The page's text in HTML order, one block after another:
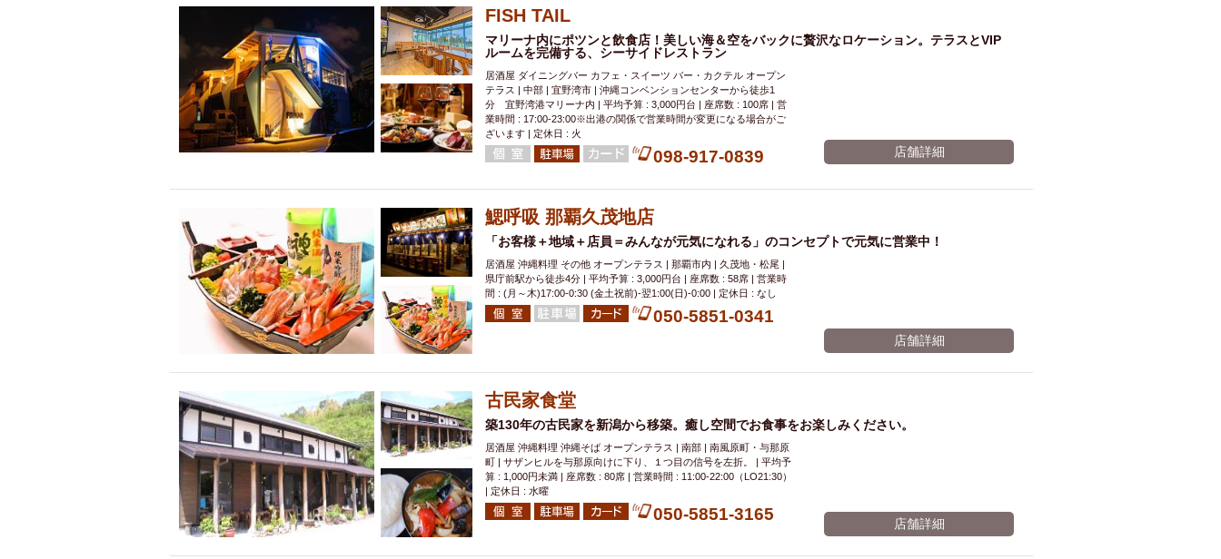
キリン一番搾り
エビ カレー チャージ無し
アレルギー対応可能
牧志駅周辺 ペット同伴 ビアガーデン チーズ 天ぷら ラーメン
時間無制飲み放題
ダイエット中におススメ
沖縄そば 串揚げ バレンタイン 立ち飲み
ソファー
激辛料理 石垣牛 アヒージョ アサヒ 割烹 女性専用トイレあり
ファーストフード
スペシャルディナー ホルモン(もつ) 炭火焼 ペイディ（給料日）
スクリーン
スペインバル・イタリアンバール 食べ放題
安里駅周辺 アジア・エスニック 熱燗 生け簀 イタリアン
古島駅周辺
餃子
キリン 分煙 少人数貸切(15名以下から) 島野菜 しゃぶしゃぶ パクチー 炉端焼き
ふぐ料理
ホッピー
焼肉 電気ブラン エビスビール ウェディング
マイク
サッポロ 昼宴会 イベリコ豚 山盛、メガ盛り つけ麺 日本そば 冬限定メニュー
おでん
市立病院前駅周辺
中華 お好み焼き・もんじゃ オーガニック プレミアムフライデー
綺麗orお洒落なトイレ
ランチバイキング フルーツハイボール 飲み比べセット
クラフトビール
鉄板焼き 幹事様特典 おばんざい チーズタッカルビ 奥武山公園駅周辺
壺川駅周辺
秋限定メニュー
造形集団
FISH TAIL
マリーナ内にポツンと飲食店！美しい海＆空をバックに贅沢なロケーション。テラスとVIP
ルームを完備する、シーサイドレストラン
居酒屋 ダイニングバー カフェ・スイーツ バー・カクテル オープン
テラス | 中部 | 宜野湾市 | 沖縄コンベンションセンターから徒歩1
分 宜野湾港マリーナ内 | 平均予算 : 3,000円台 | 座席数 : 100席 | 営
業時間 : 17:00-23:00※出港の関係で営業時間が変更になる場合がご
ざいます | 定休日 : 火
098-917-0839 店舗詳細
鰓呼吸 那覇久茂地店
「お客様＋地域＋店員＝みんなが元気になれる」のコンセプトで元気に営業中！
居酒屋 沖縄料理 その他 オープンテラス | 那覇市内 | 久茂地・松尾 |
県庁前駅から徒歩4分 | 平均予算 : 3,000円台 | 座席数 : 58席 | 営業時
間 : (月～木)17:00-0:30 (金土祝前)‐翌1:00(日)‐0:00 | 定休日 : なし
050-5851-0341
店舗詳細
古民家食堂
築130年の古民家を新潟から移築。癒し空間でお食事をお楽しみください。
居酒屋 沖縄料理 沖縄そば オープンテラス | 南部 | 南風原町・与那原
町 | サザンヒルを与那原向けに下り、１つ目の信号を左折。 | 平均予
算 : 1,000円未満 | 座席数 : 80席 | 営業時間 : 11:00-22:00（LO21:30）
| 定休日 : 水曜
050-5851-3165 店舗詳細